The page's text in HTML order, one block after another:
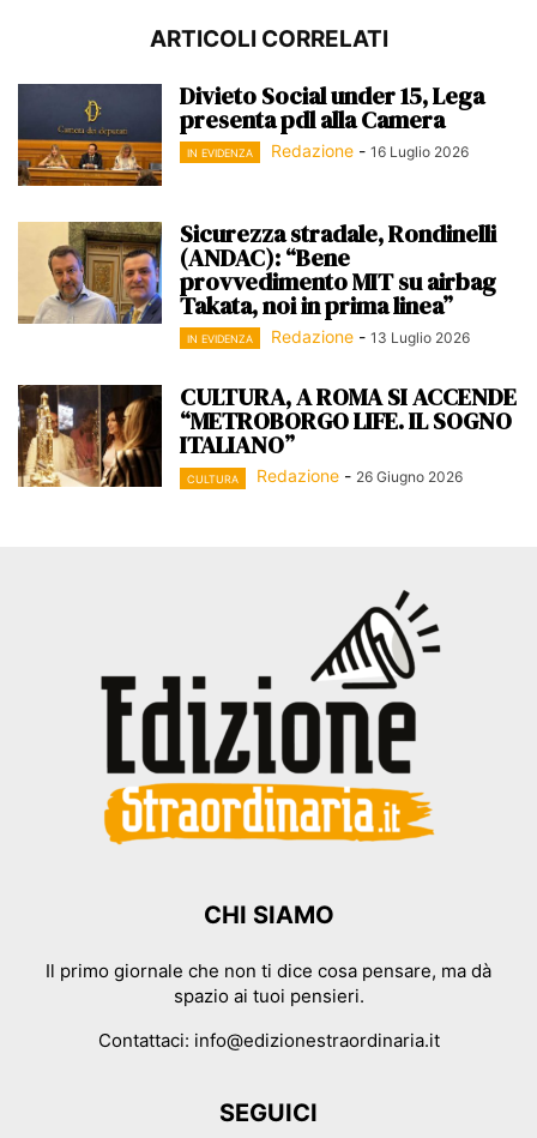
ARTICOLI CORRELATI
Divieto Social under 15, Lega
presenta pdl alla Camera
IN EVIDENZA Redazione - 16 Luglio 2026
Sicurezza stradale, Rondinelli
(ANDAC): “Bene
provvedimento MIT su airbag
Takata, noi in prima linea”
IN EVIDENZA Redazione - 13 Luglio 2026
CULTURA, A ROMA SI ACCENDE
“METROBORGO LIFE. IL SOGNO
ITALIANO”
CULTURA Redazione - 26 Giugno 2026
CHI SIAMO
Il primo giornale che non ti dice cosa pensare, ma dà
spazio ai tuoi pensieri.
Contattaci: info@edizionestraordinaria.it
SEGUICI